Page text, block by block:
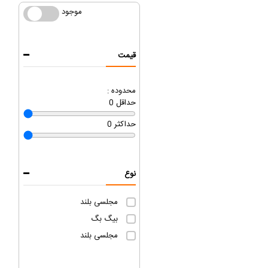
موجود موجود
قیمت
محدوده :
0 حداقل
0 حداکثر
نوع
مجلسی بلند
بیگ بگ
مجلسی بلند